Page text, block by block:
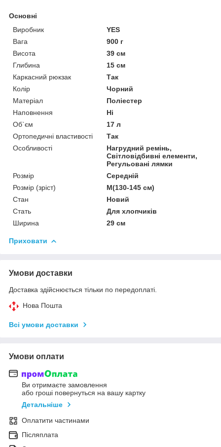
Основні
Виробник
YES
Вага
900 г
Висота
39 см
Глибина
15 см
Каркасний рюкзак
Так
Колір
Чорний
Матеріал
Поліестер
Наповнення
Ні
Об`єм
17 л
Ортопедичні властивості
Так
Особливості
Нагрудний ремінь,
Світловідбивні елементи,
Регульовані лямки
Розмір
Середній
Розмір (зріст)
M(130-145 см)
Стан
Новий
Стать
Для хлопчиків
Ширина
29 см
Приховати
Умови доставки
Доставка здійснюється тільки по передоплаті.
Нова Пошта
Всі умови доставки
Умови оплати
Ви отримаєте замовлення
або гроші повернуться на вашу картку
Детальніше
Оплатити частинами
Післяплата